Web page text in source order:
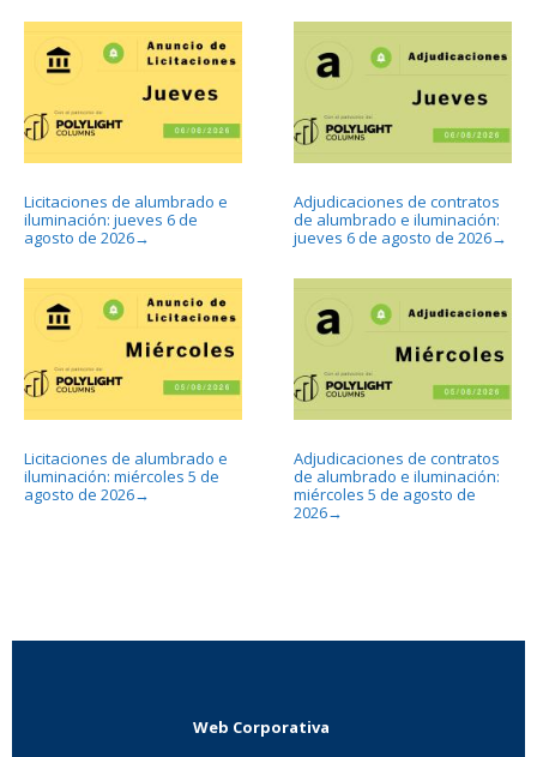
Licitaciones de alumbrado e
iluminación: jueves 6 de
agosto de 2026→
Adjudicaciones de contratos
de alumbrado e iluminación:
jueves 6 de agosto de 2026→
Licitaciones de alumbrado e
iluminación: miércoles 5 de
agosto de 2026→
Adjudicaciones de contratos
de alumbrado e iluminación:
miércoles 5 de agosto de
2026→
Web Corporativa